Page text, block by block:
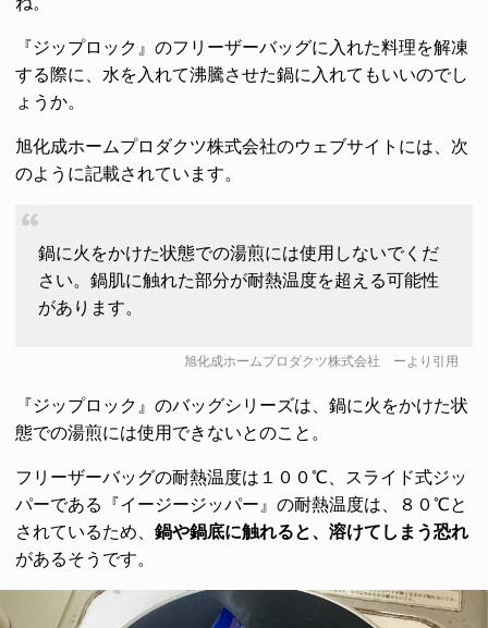
『ジップロック』のフリーザーバッグに入れた料理を解凍
する際に、水を入れて沸騰させた鍋に入れてもいいのでし
ょうか。
旭化成ホームプロダクツ株式会社のウェブサイトには、次
のように記載されています。
鍋に火をかけた状態での湯煎には使用しないでくだ
さい。鍋肌に触れた部分が耐熱温度を超える可能性
があります。
旭化成ホームプロダクツ株式会社 ーより引用
『ジップロック』のバッグシリーズは、鍋に火をかけた状
態での湯煎には使用できないとのこと。
フリーザーバッグの耐熱温度は１００℃、スライド式ジッ
パーである『イージージッパー』の耐熱温度は、８０℃と
されているため、 鍋や鍋底に触れると、溶けてしまう恐れ
があるそうです。